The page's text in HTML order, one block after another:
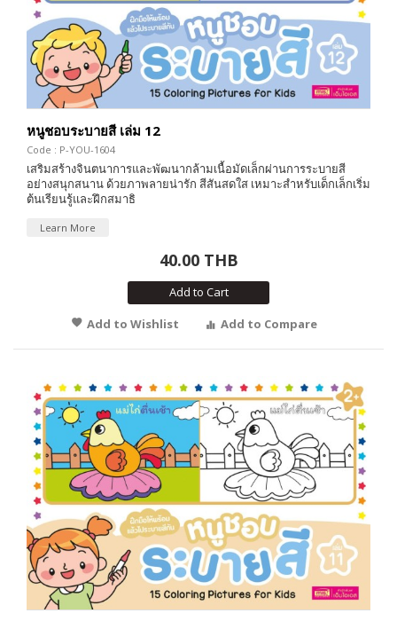
หนูชอบระบายสี เล่ม 12
Code : P-YOU-1604
เสริมสร้างจินตนาการและพัฒนากล้ามเนื้อมัดเล็กผ่านการระบายสี
อย่างสนุกสนาน ด้วยภาพลายน่ารัก สีสันสดใส เหมาะสำหรับเด็กเล็กเริ่ม
ต้นเรียนรู้และฝึกสมาธิ
Learn More
40.00 THB
Add to Cart
Add to Wishlist
Add to Compare